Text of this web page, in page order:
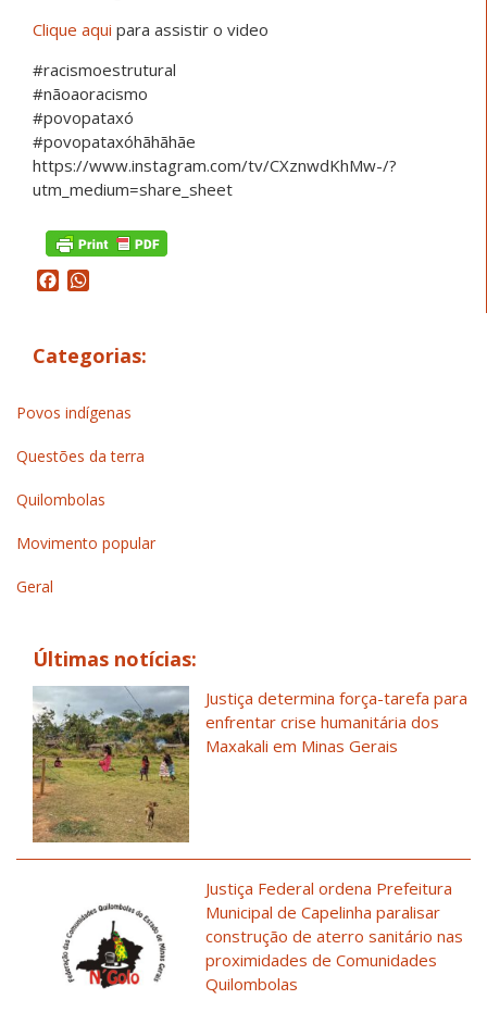
Clique aqui para assistir o video
#racismoestrutural
#nãoaoracismo
#povopataxó
#povopataxóhãhãhãe
https://www.instagram.com/tv/CXznwdKhMw-/?
utm_medium=share_sheet
Facebook
Categorias:
Povos indígenas
Questões da terra
Quilombolas
Movimento popular
Geral
Últimas notícias:
Justiça determina força-tarefa para
enfrentar crise humanitária dos
Maxakali em Minas Gerais
Justiça Federal ordena Prefeitura
Municipal de Capelinha paralisar
construção de aterro sanitário nas
proximidades de Comunidades
Quilombolas